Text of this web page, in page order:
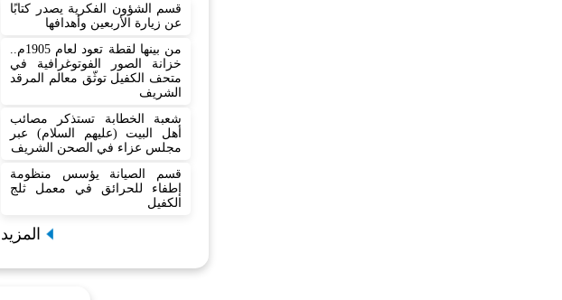
قسم الشؤون الفكرية يصدر كتابًا
عن زيارة الأربعين وأهدافها
من بينها لقطة تعود لعام 1905م..
خزانة الصور الفوتوغرافية في
متحف الكفيل توثّق معالم المرقد
الشريف
شعبة الخطابة تستذكر مصائب
أهل البيت (عليهم السلام) عبر
مجلس عزاء في الصحن الشريف
قسم الصيانة يؤسس منظومة
إطفاء للحرائق في معمل ثلج
الكفيل
المزيد